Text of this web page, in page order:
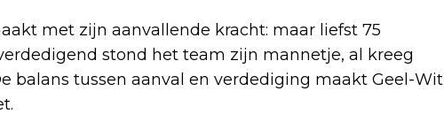
met zijn aanvallende kracht: maar liefst 75
stond het team zijn mannetje, al kreeg
balans tussen aanval en verdediging maakt Geel-Wit